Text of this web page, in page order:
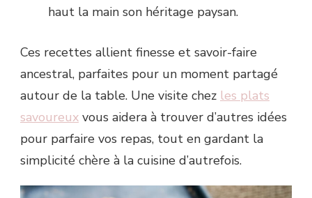
haut la main son héritage paysan.
Ces recettes allient finesse et savoir-faire
ancestral, parfaites pour un moment partagé
autour de la table. Une visite chez les plats
savoureux vous aidera à trouver d’autres idées
pour parfaire vos repas, tout en gardant la
simplicité chère à la cuisine d’autrefois.